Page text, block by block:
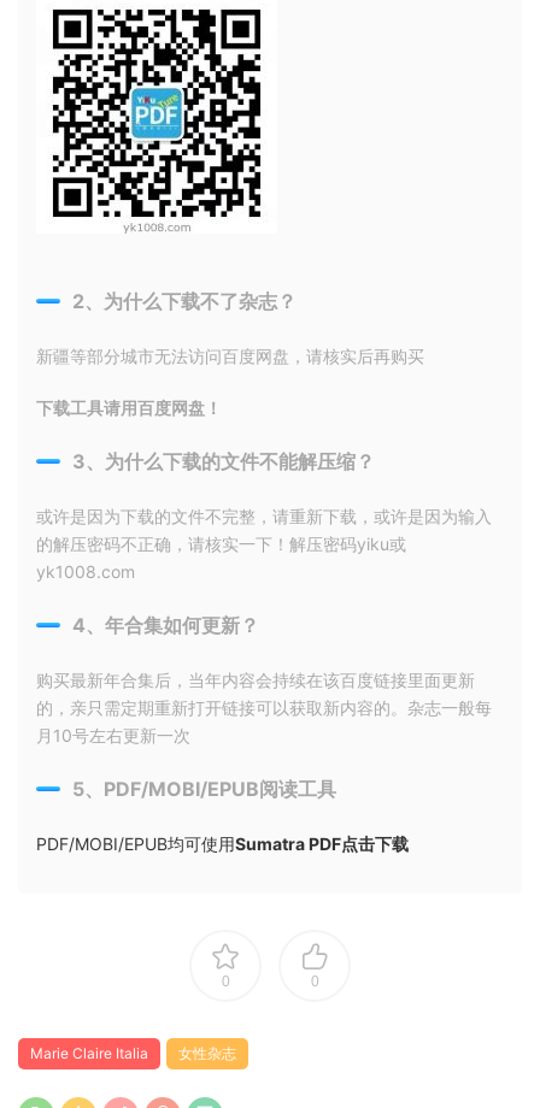
2、为什么下载不了杂志？
新疆等部分城市无法访问百度网盘，请核实后再购买
下载工具请用百度网盘！
3、为什么下载的文件不能解压缩？
或许是因为下载的文件不完整，请重新下载，或许是因为输入
的解压密码不正确，请核实一下！解压密码yiku或
yk1008.com
4、年合集如何更新？
购买最新年合集后，当年内容会持续在该百度链接里面更新
的，亲只需定期重新打开链接可以获取新内容的。杂志一般每
月10号左右更新一次
5、PDF/MOBI/EPUB阅读工具
PDF/MOBI/EPUB均可使用Sumatra PDF点击下载
0 0
Marie Claire Italia 女性杂志